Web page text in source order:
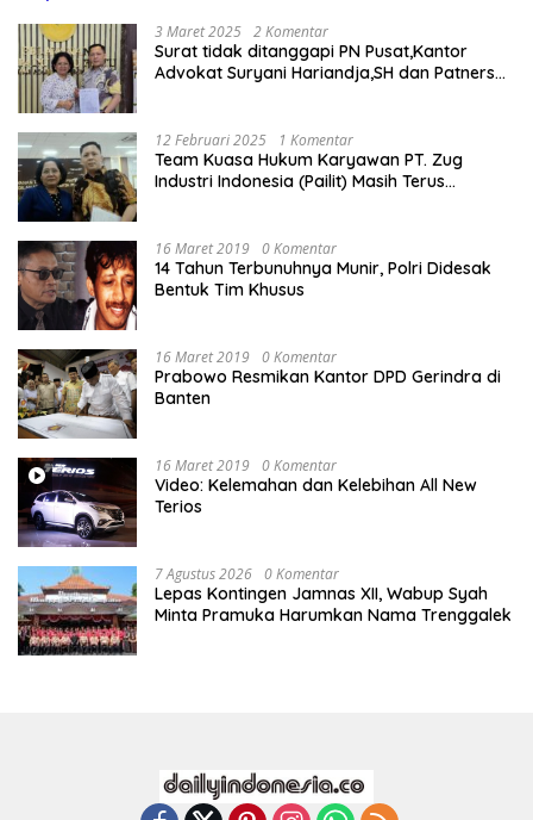
3 Maret 2025 2 Komentar
Surat tidak ditanggapi PN Pusat,Kantor
Advokat Suryani Hariandja,SH dan Patners
12 Februari 2025 1 Komentar
Team Kuasa Hukum Karyawan PT. Zug
Industri Indonesia (Pailit) Masih Terus
16 Maret 2019 0 Komentar
14 Tahun Terbunuhnya Munir, Polri Didesak
Bentuk Tim Khusus
16 Maret 2019 0 Komentar
Prabowo Resmikan Kantor DPD Gerindra di
Banten
16 Maret 2019 0 Komentar
Video: Kelemahan dan Kelebihan All New
Terios
7 Agustus 2026 0 Komentar
Lepas Kontingen Jamnas XII, Wabup Syah
Minta Pramuka Harumkan Nama Trenggalek